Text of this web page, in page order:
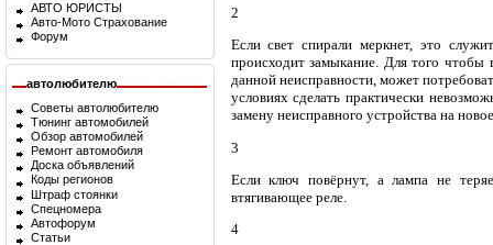
АВТО ЮРИСТЫ
Авто-Мото Страхование
Форум
автолюбителю
Советы автолюбителю
Тюнинг автомобилей
Обзор автомобилей
Ремонт автомобиля
Доска объявлений
Коды регионов
Штраф стоянки
Спецномера
Автофорум
Статьи
2
Если свет спирали меркнет, это
происходит замыкание. Для того чтобы
данной неисправности, может
условиях сделать практически
замену неисправного устройства на
3
Если ключ повёрнут, а лампа не
втягивающее реле.
4